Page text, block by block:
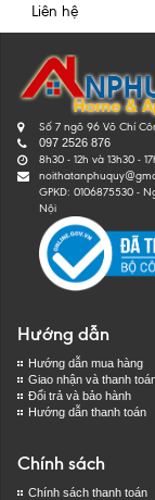
Liên hệ
Số 7 ngõ 96 Võ Chí
097 2526 876
8h30 - 12h và 13h30 -
GPKD: 0106875530 -
Nội
Hướng dẫn
Hướng dẫn mua hàng
Giao nhận và thanh
Đổi trả và bảo hành
Hướng dẫn thanh toán
Chính sách
Chính sách thanh toán